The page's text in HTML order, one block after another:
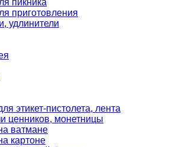
приготовления
удлинители
этикет-пистолета, лента
ценников, монетницы
ватмане
картоне